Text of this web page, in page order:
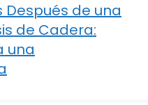
Después de una
de Cadera:
una